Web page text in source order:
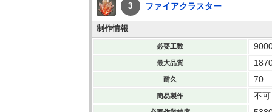
3 ファイアクラスター
制作情報
必要工数
最大品質
耐久 70
簡易製作 不可